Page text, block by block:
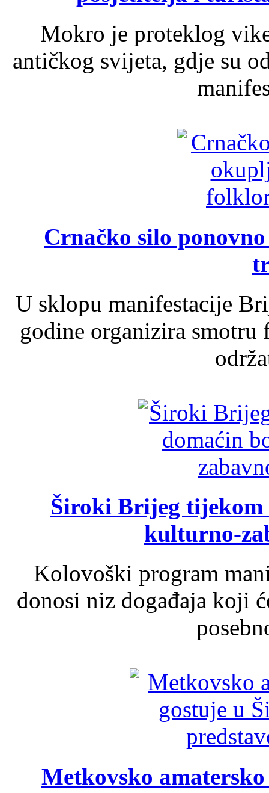
Mokro je proteklog
antičkog svijeta, gdje su
Crnačko silo
U sklopu manifestacije
godine organizira
Široki Brijeg tijekom
kulturno-
Kolovoški program
donosi niz događaja koji
Metkovsko